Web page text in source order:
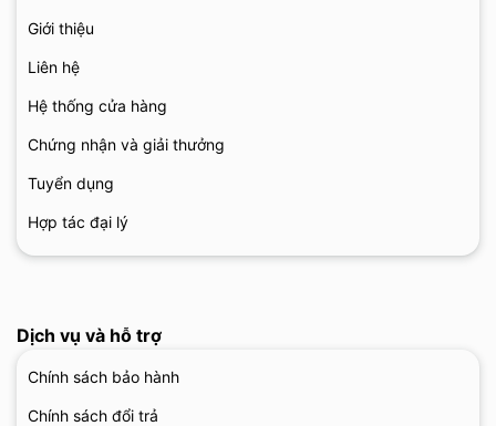
Giới thiệu
Liên hệ
Hệ thống cửa hàng
Chứng nhận và giải thưởng
Tuyển dụng
Hợp tác đại lý
Dịch vụ và hỗ trợ
Chính sách bảo hành
Chính sách đổi trả